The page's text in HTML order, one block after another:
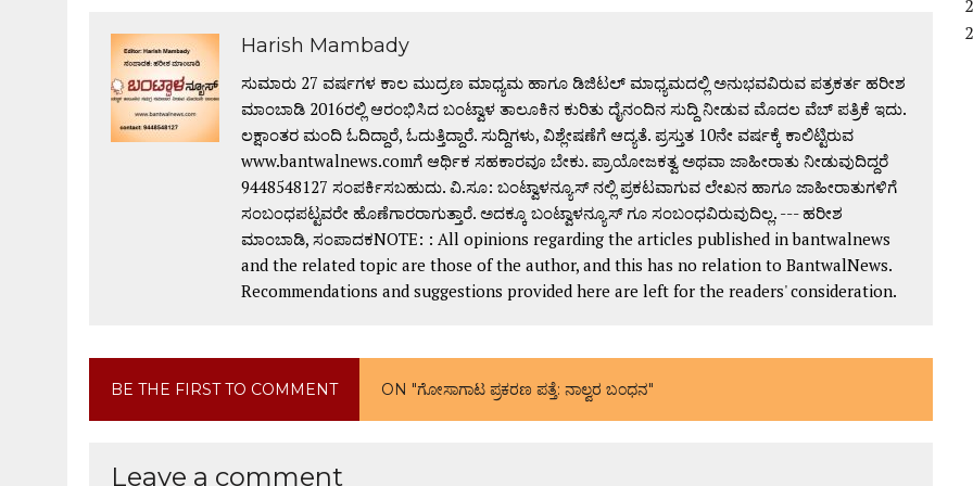
Harish Mambady
ಸುಮಾರು 27 ವರ್ಷಗಳ ಕಾಲ ಮುದ್ರಣ ಮಾಧ್ಯಮ ಹಾಗೂ ಡಿಜಿಟಲ್ ಮಾಧ್ಯಮದಲ್ಲಿ ಅನುಭವವಿರುವ ಪತ್ರಕರ್ತ ಹರೀಶ
ಮಾಂಬಾಡಿ 2016ರಲ್ಲಿ ಆರಂಭಿಸಿದ ಬಂಟ್ವಾಳ ತಾಲೂಕಿನ ಕುರಿತು ದೈನಂದಿನ ಸುದ್ದಿ ನೀಡುವ ಮೊದಲ ವೆಬ್ ಪತ್ರಿಕೆ ಇದು.
ಲಕ್ಷಾಂತರ ಮಂದಿ ಓದಿದ್ದಾರೆ, ಓದುತ್ತಿದ್ದಾರೆ. ಸುದ್ದಿಗಳು, ವಿಶ್ಲೇಷಣೆಗೆ ಆದ್ಯತೆ. ಪ್ರಸ್ತುತ 10ನೇ ವರ್ಷಕ್ಕೆ ಕಾಲಿಟ್ಟಿರುವ
www.bantwalnews.comಗೆ ಆರ್ಥಿಕ ಸಹಕಾರವೂ ಬೇಕು. ಪ್ರಾಯೋಜಕತ್ವ ಅಥವಾ ಜಾಹೀರಾತು ನೀಡುವುದಿದ್ದರೆ
9448548127 ಸಂಪರ್ಕಿಸಬಹುದು. ವಿ.ಸೂ: ಬಂಟ್ವಾಳನ್ಯೂಸ್ ನಲ್ಲಿ ಪ್ರಕಟವಾಗುವ ಲೇಖನ ಹಾಗೂ ಜಾಹೀರಾತುಗಳಿಗೆ
ಸಂಬಂಧಪಟ್ಟವರೇ ಹೊಣೆಗಾರರಾಗುತ್ತಾರೆ. ಅದಕ್ಕೂ ಬಂಟ್ವಾಳನ್ಯೂಸ್ ಗೂ ಸಂಬಂಧವಿರುವುದಿಲ್ಲ. --- ಹರೀಶ
ಮಾಂಬಾಡಿ, ಸಂಪಾದಕNOTE: : All opinions regarding the articles published in bantwalnews
and the related topic are those of the author, and this has no relation to BantwalNews.
Recommendations and suggestions provided here are left for the readers' consideration.
BE THE FIRST TO COMMENT ON "ಗೋಸಾಗಾಟ ಪ್ರಕರಣ ಪತ್ತೆ: ನಾಲ್ವರ ಬಂಧನ"
Leave a comment